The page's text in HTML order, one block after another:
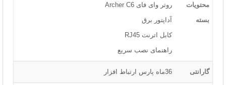
محتویات
بسته
روتر وای فای Archer C6
آداپتور برق
کابل اترنت RJ45
راهنمای نصب سریع
گارانتی 36ماه پارس ارتباط افزار